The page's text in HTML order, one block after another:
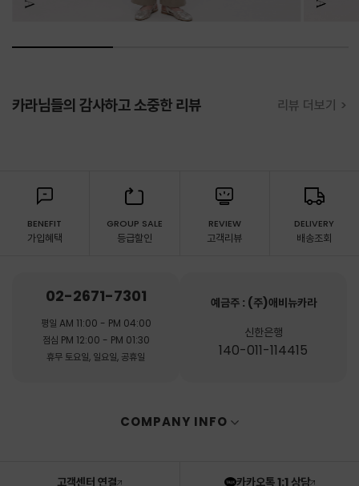
카라님들의 감사하고 소중한 리뷰 리뷰 더보기 >
BENEFIT
가입혜택
GROUP SALE
등급할인
REVIEW
고객리뷰
DELIVERY
배송조회
02-2671-7301
평일 AM 11:00 - PM 04:00
점심 PM 12:00 - PM 01:30
휴무 토요일, 일요일, 공휴일
예금주 : (주)애비뉴카라
신한은행
140-011-114415
COMPANY INFO
고객센터 연결 카카오톡 1:1 상담